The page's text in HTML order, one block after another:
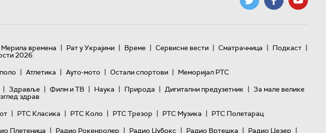
Мерила времена | Рат у Украјини | Време | Сервисне вести | Сматрачница | Подкаст |
2026
| Атлетика | Ауто-мото | Остали спортови | Меморијал РТС
| Здравље | Филм и ТВ | Наука | Природа | Дигитални предузетник | За мале велике
здрав
| РТС Класика | РТС Коло | РТС Трезор | РТС Музика | РТС Полетарац
Плетеница | Радио Рокенролер | Радио Џубокс | Радио Вртешка | Радио Џезер |